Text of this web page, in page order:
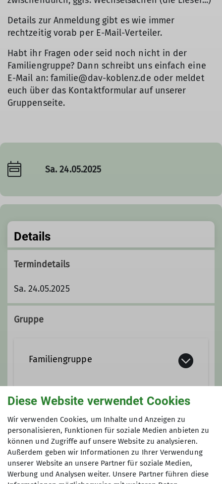
Details zur Anmeldung gibt es wie immer
rechtzeitig vorab per E-Mail-Verteiler.
Habt ihr Fragen oder seid noch nicht in der
Familiengruppe? Dann schreibt uns einfach eine
E-Mail an: familie@dav-koblenz.de oder meldet
euch über das Kontaktformular auf unserer
Gruppenseite.
Sa. 24.05.2025
Details
Termindetails
Sa. 24.05.2025
Gruppe
Familiengruppe
Ihr seid eine aktive Familie, seid gerne
auf gemeinsame Aktivitäten? Dann
seid ihr bei uns genau richtig! Unser
Programm richtet sich zurzeit an
Familien mit Kindern ab 6 Jahren.
Wenn ihr Interesse an
Anmeldung bis
10.05.2025
Diese Website verwendet Cookies
Wir verwenden Cookies, um Inhalte und Anzeigen zu
personalisieren, Funktionen für soziale Medien anbieten zu
können und Zugriffe auf unsere Website zu analysieren.
Außerdem geben wir Informationen zu Ihrer Verwendung
unserer Website an unsere Partner für soziale Medien,
Werbung und Analysen weiter. Unsere Partner führen diese